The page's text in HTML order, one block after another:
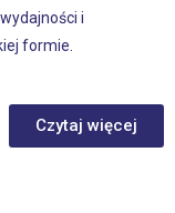
i
formie.
Czytaj więcej